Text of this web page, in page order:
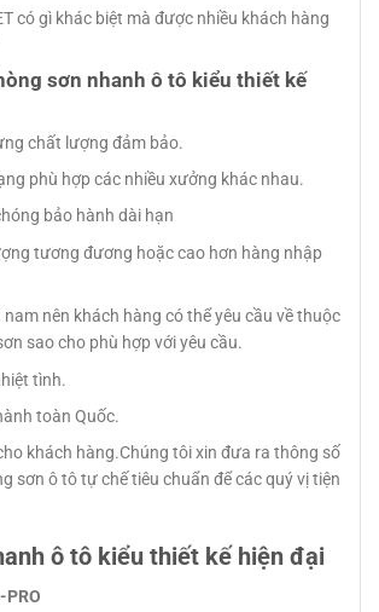
có gì khác biệt mà được nhiều khách hàng
sơn nhanh ô tô kiểu thiết kế
chất lượng đảm bảo.
phù hợp các nhiều xưởng khác nhau.
bảo hành dài hạn
tương đương hoặc cao hơn hàng nhập
nên khách hàng có thể yêu cầu về thuộc
sao cho phù hợp với yêu cầu.
tình.
toàn Quốc.
khách hàng.Chúng tôi xin đưa ra thông số
sơn ô tô tự chế tiêu chuẩn để các quý vị tiện
ô tô kiểu thiết kế hiện đại
PRO